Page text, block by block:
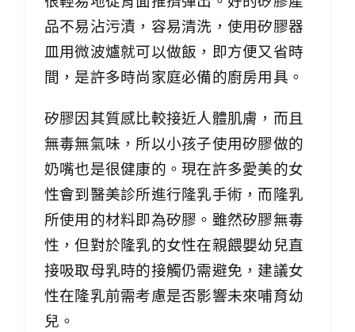
品不易沾污漬，容易清洗，使用矽膠器
皿用微波爐就可以做飯，即方便又省時
間，是許多時尚家庭必備的廚房用具。
矽膠因其質感比較接近人體肌膚，而且
無毒無氣味，所以小孩子使用矽膠做的
奶嘴也是很健康的。現在許多愛美的女
性會到醫美診所進行隆乳手術，而隆乳
所使用的材料即為矽膠。雖然矽膠無毒
性，但對於隆乳的女性在親餵嬰幼兒直
接吸取母乳時的接觸仍需避免，建議女
性在隆乳前需考慮是否影響未來哺育幼
兒。